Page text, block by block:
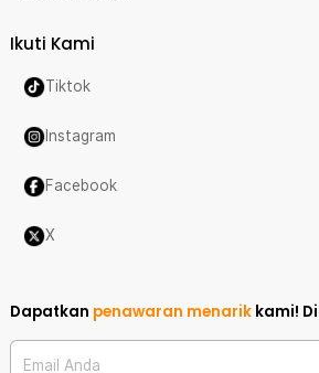
Ikuti Kami
Tiktok
Instagram
Facebook
X
Dapatkan penawaran menarik kami!
Email Anda